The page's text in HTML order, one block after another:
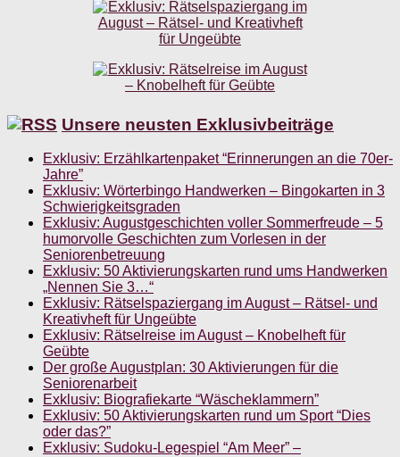
Unsere neusten Exklusivbeiträge
Exklusiv: Erzählkartenpaket “Erinnerungen an die 70er-
Jahre”
Exklusiv: Wörterbingo Handwerken – Bingokarten in 3
Schwierigkeitsgraden
Exklusiv: Augustgeschichten voller Sommerfreude – 5
humorvolle Geschichten zum Vorlesen in der
Seniorenbetreuung
Exklusiv: 50 Aktivierungskarten rund ums Handwerken
„Nennen Sie 3…“
Exklusiv: Rätselspaziergang im August – Rätsel- und
Kreativheft für Ungeübte
Exklusiv: Rätselreise im August – Knobelheft für
Geübte
Der große Augustplan: 30 Aktivierungen für die
Seniorenarbeit
Exklusiv: Biografiekarte “Wäscheklammern”
Exklusiv: 50 Aktivierungskarten rund um Sport “Dies
oder das?”
Exklusiv: Sudoku-Legespiel “Am Meer” –